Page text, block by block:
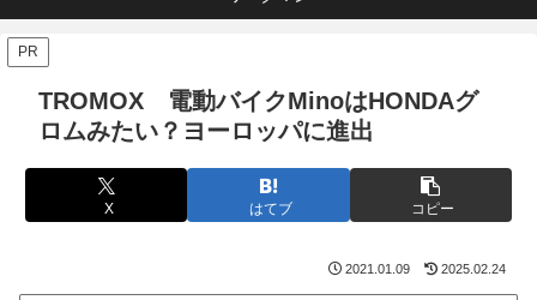
PR
TROMOX 電動バイクMinoはHONDAグ
ロムみたい？ヨーロッパに進出
X はてブ コピー
2021.01.09 2025.02.24